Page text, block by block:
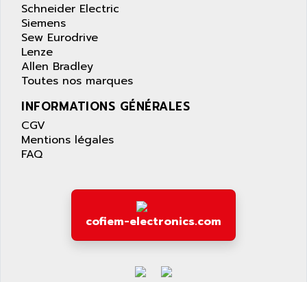
Schneider Electric
Siemens
Sew Eurodrive
Lenze
Allen Bradley
Toutes nos marques
INFORMATIONS GÉNÉRALES
CGV
Mentions légales
FAQ
cofiem-electronics.com